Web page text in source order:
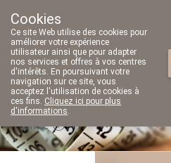
fermé
Cookies
Ce site Web utilise des cookies pour
améliorer votre expérience
utilisateur ainsi que pour adapter
nos services et offres à vos centres
d'intérêts. En poursuivant votre
navigation sur ce site, vous
acceptez l'utilisation de cookies à
ces fins. Cliquez ici pour plus
d'informations.